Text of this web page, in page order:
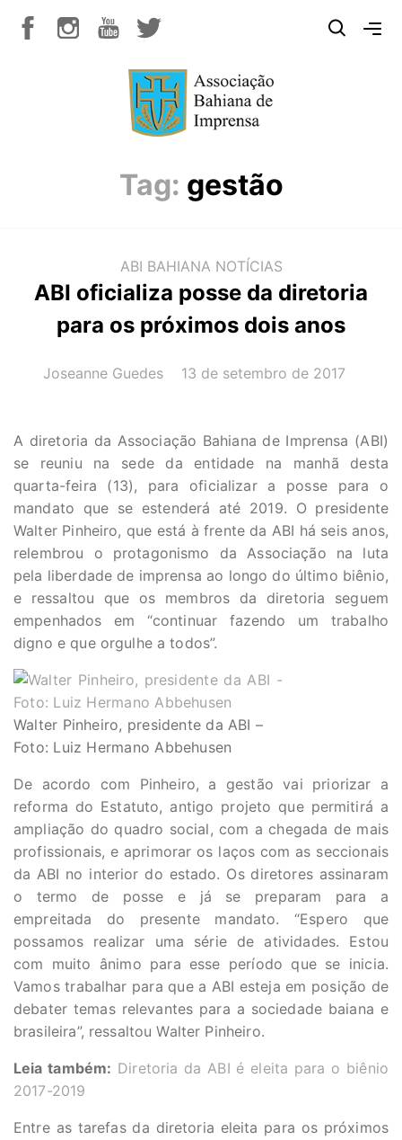
Tag: gestão
ABI BAHIANA NOTÍCIAS
ABI oficializa posse da diretoria
para os próximos dois anos
AUTOR(A):
Joseanne Guedes DATA:
13 de setembro de 2017
A diretoria da Associação Bahiana de Imprensa (ABI)
se reuniu na sede da entidade na manhã desta
quarta-feira (13), para oficializar a posse para o
mandato que se estenderá até 2019. O presidente
Walter Pinheiro, que está à frente da ABI há seis anos,
relembrou o protagonismo da Associação na luta
pela liberdade de imprensa ao longo do último biênio,
e ressaltou que os membros da diretoria seguem
empenhados em “continuar fazendo um trabalho
digno e que orgulhe a todos”.
Walter Pinheiro, presidente da ABI –
Foto: Luiz Hermano Abbehusen
De acordo com Pinheiro, a gestão vai priorizar a
reforma do Estatuto, antigo projeto que permitirá a
ampliação do quadro social, com a chegada de mais
profissionais, e aprimorar os laços com as seccionais
da ABI no interior do estado. Os diretores assinaram
o termo de posse e já se preparam para a
empreitada do presente mandato. “Espero que
possamos realizar uma série de atividades. Estou
com muito ânimo para esse período que se inicia.
Vamos trabalhar para que a ABI esteja em posição de
debater temas relevantes para a sociedade baiana e
brasileira”, ressaltou Walter Pinheiro.
Leia também: Diretoria da ABI é eleita para o biênio
2017-2019
Entre as tarefas da diretoria eleita para os próximos